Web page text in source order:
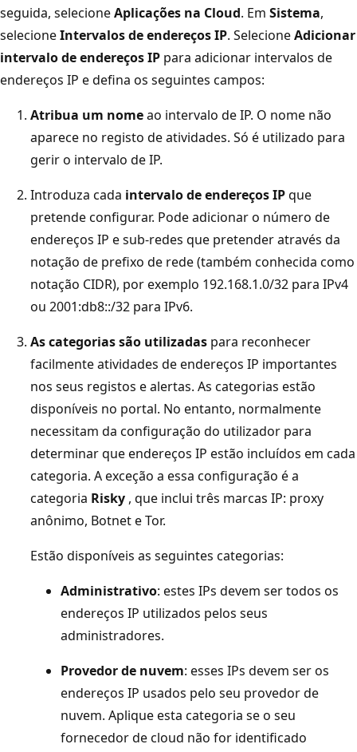
seguida, selecioneAplicações na Cloud. Em Sistema,
selecioneIntervalos de endereços IP. SelecioneAdicionar
intervalo de endereços IP para adicionar intervalos de
endereços IP e defina os seguintes campos:
Atribua um nomeao intervalo de IP. O nome não
aparece no registo de atividades. Só é utilizado para
gerir o intervalo de IP.
Introduza cada intervalo de endereços IPque
pretende configurar. Pode adicionar o número de
endereços IP e sub-redes que pretender através da
notação de prefixo de rede (também conhecida como
notação CIDR), por exemplo 192.168.1.0/32 para IPv4
ou 2001:db8::/32 para IPv6.
As categorias são utilizadas para reconhecer
facilmente atividades de endereços IP importantes
nos seus registos e alertas. As categorias estão
disponíveis no portal. No entanto, normalmente
necessitam da configuração do utilizador para
determinar que endereços IP estão incluídos em cada
categoria. A exceção a essa configuração é a
categoria Risky , que inclui três marcas IP: proxy
anônimo, Botnet e Tor.
Estão disponíveis as seguintes categorias:
Administrativo: estes IPs devem ser todos os
endereços IP utilizados pelos seus
administradores.
Provedor de nuvem: esses IPs devem ser os
endereços IP usados pelo seu provedor de
nuvem. Aplique esta categoria se o seu
fornecedor de cloud não for identificado